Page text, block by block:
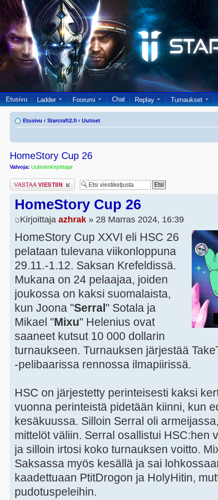
Etusivu Ladder Foorumi Chat Replay Turnaukset
Etusivu ‹ Starcraft2.fi ‹ Uutiset
HomeStory Cup 26
Valvoja: Uutistenkirjoittajat
Lähetä vastaus
HomeStory Cup 26
Kirjoittaja azhrak » 28 Marras 2024, 16:39
HomeStory Cup XXVI eli HSC 26
pelataan tulevana viikonloppuna
29.11.-1.12. Saksan Krefeldissä.
Mukana on 24 pelaajaa, joiden
joukossa on kaksi suomalaista,
kun Joona "Serral" Sotala ja
Mikael "Mixu" Helenius ovat
saaneet kutsut 10 000 dollarin
turnaukseen. Turnauksen järjestää
-pelibaarissa rennossa ilmapiirissä.
HSC on järjestetty perinteisesti kaksi
vuonna perinteistä pidetään kiinni, kun
kesäkuussa. Silloin Serral oli
mittelöt väliin. Serral osallistui HSC:hen
ja silloin irtosi koko turnauksen voitto.
Saksassa myös kesällä ja sai
kaadettuaan PtitDrogon ja HolyHitin,
pudotuspeleihin.